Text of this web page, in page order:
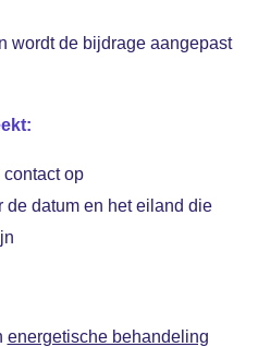
wordt de bijdrage aangepast
op
de datum en het eiland die
energetische behandeling